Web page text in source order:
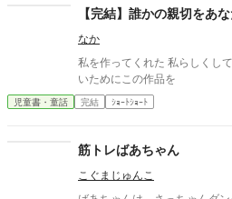
い健康な身体と神与スキルを
【完結】誰かの親切をあ
なか
私を作ってくれた 私らしくしてくれた あの優しい彼らを 忘れな
いためにこの作品を
児童書・童話 完結 ｼｮｰﾄｼｮｰﾄ
筋トレばあちゃん
こぐまじゅんこ